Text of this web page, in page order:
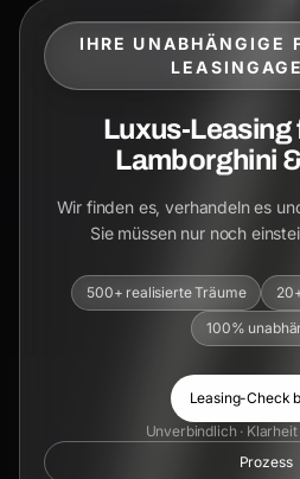
IHRE UNABHÄNGIGE
Luxus-Leasing
Lamborghini
Wir finden es, verhandeln es
Sie müssen nur noch
500+ realisierte Träume
100%
Leasing-Check
Unverbindlich ·
Prozess